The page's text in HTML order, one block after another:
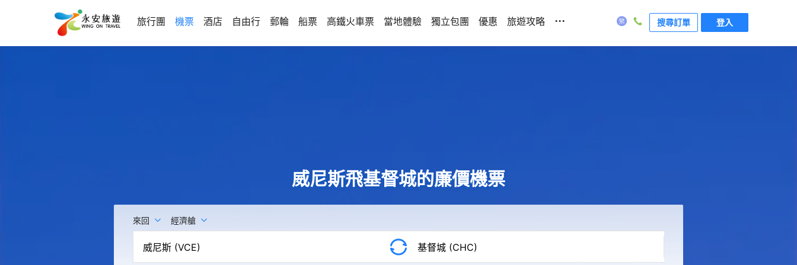
旅行團 機票 酒店 自由行 郵輪 船票 高鐵火車票 當地體驗 獨立包團 優惠 旅遊攻略 ... 搜尋訂單 登入
威尼斯飛基督城的廉價機票
來回 經濟艙